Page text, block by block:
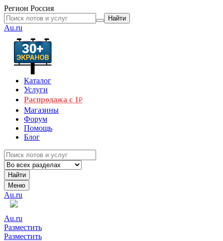
Регион Россия
Найти
Au.ru
Каталог
Услуги
Распродажа с 1₽
Магазины
Форум
Помощь
Блог
Найти
Меню
Au.ru
Au.ru
Разместить
Разместить